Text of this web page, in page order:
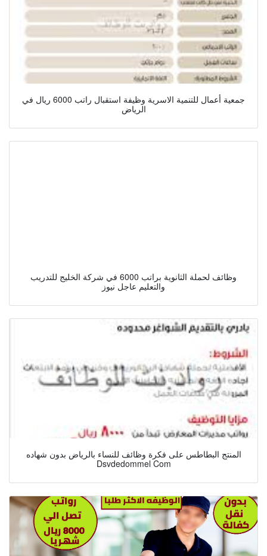
جمعية أعمال للتنمية الاسرية وظيفة استقبال راتب 6000 ريال في
الرياض
وظائف لحملة الثانوية براتب 6000 في شركة الخليج للتدريب
والتعليم عاجل نيوز
المنتج البطاطس على فكرة وظائف للنساء بالرياض بدون شهاده
Dsvdedommel Com